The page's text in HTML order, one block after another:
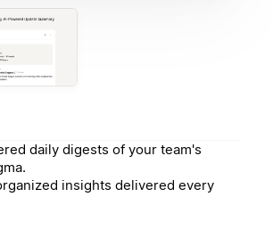
daily digests of your team's
insights delivered every